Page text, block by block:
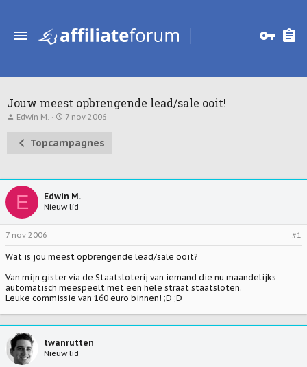
Jouw meest opbrengende lead/sale ooit!
T
a
r
Edwin M.
S
r
u
m
7 nov 2006
Topcampagnes
E Edwin M.
Nieuw lid
7 nov 2006 #1
Wat is jou meest opbrengende lead/sale ooit?
Van mijn gister via de Staatsloterij van iemand die nu maandelijks
automatisch meespeelt met een hele straat staatsloten.
Leuke commissie van 160 euro binnen! ;D ;D
twanrutten
Nieuw lid